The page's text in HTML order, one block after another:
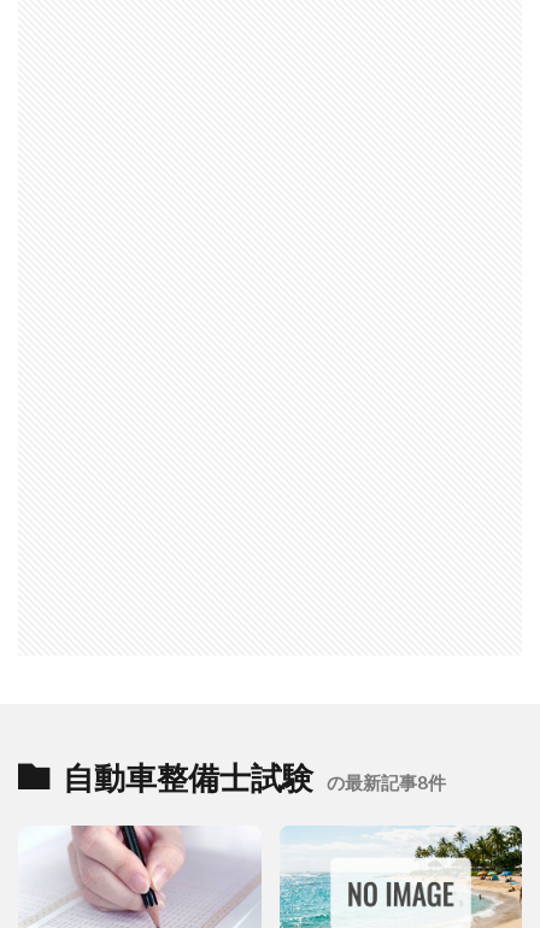
自動車整備士試験 の最新記事8件